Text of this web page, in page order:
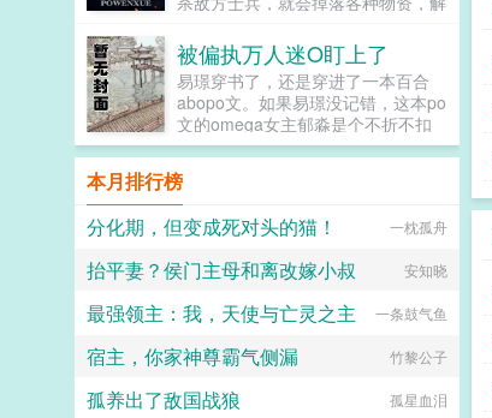
此后狼子野心，昭然若揭三载风云变
归化为一，却将精兵对准燕国。强破
宫门之日，未杀一名俘虏，未夺半只
鸡犬。燕王端坐，临视睥睨，不怒而
自威。二人对上视线，促狭中带着几
分挑衅，金阶玉殿便生了寒。那凤目
微眯，仍循着旧日称呼，质问声凛
冽，吾儿，如今可要杀了寡人？秦诏
俯身，骤然折膝跪了下去往日隐忍换
作桀骜，锋锐眉眼经年淬炼，越发显
笑，未免舍不得。哦？宫城十里，凤
一枚，权作信礼。儿臣秦诏笑的璀
家的。前期日常卖惨求宠博取父王怜
的后爹受后期装乖假寐豺狼帝王攻x
系统提示恭喜宿主击杀敌方士...
被偏执万人迷O盯上了
易璟穿书了，还是穿进了一本百合
abopo文。如果易璟没记错，这本po
文的omega女主郁淼是个不折不扣
的万人迷。所有见过郁淼的alpha都
无法克制对郁淼强取豪夺的冲动，即
使郁淼自己性格冷淡对那种事完全没
有兴趣，剧情也总会拐到那个方向，
而且每隔两三章会就换一批alpha，
璟见到了还没有经历过任何情节的郁
有些病弱，眼波迷蒙猫一样慵懒仿佛
人神魂颠倒。看着郁淼靠在窗边，衬
吞吐烟雾，易璟缓缓向写出郁淼的作
本月排行榜
分化期，但变成死对头的猫！
一枕孤舟
抬平妻？侯门主母和离改嫁小叔 安知晓
最强领主：我，天使与亡灵之主 一条鼓气鱼
宿主，你家神尊霸气侧漏 竹黎公子
孤养出了敌国战狼 孤星血泪